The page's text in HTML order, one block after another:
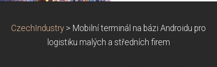
CzechIndustry > Mobilní terminál na bázi Androidu pro
logistiku malých a středních firem